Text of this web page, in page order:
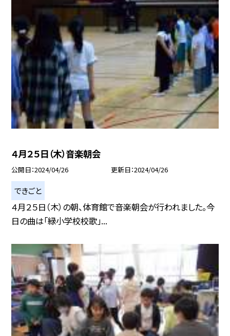
４月２５日（木）音楽朝会
公開日 2024/04/26 更新日 2024/04/26
できごと
４月２５日（木）の朝、体育館で音楽朝会が行われました。今
日の曲は「緑小学校校歌」...